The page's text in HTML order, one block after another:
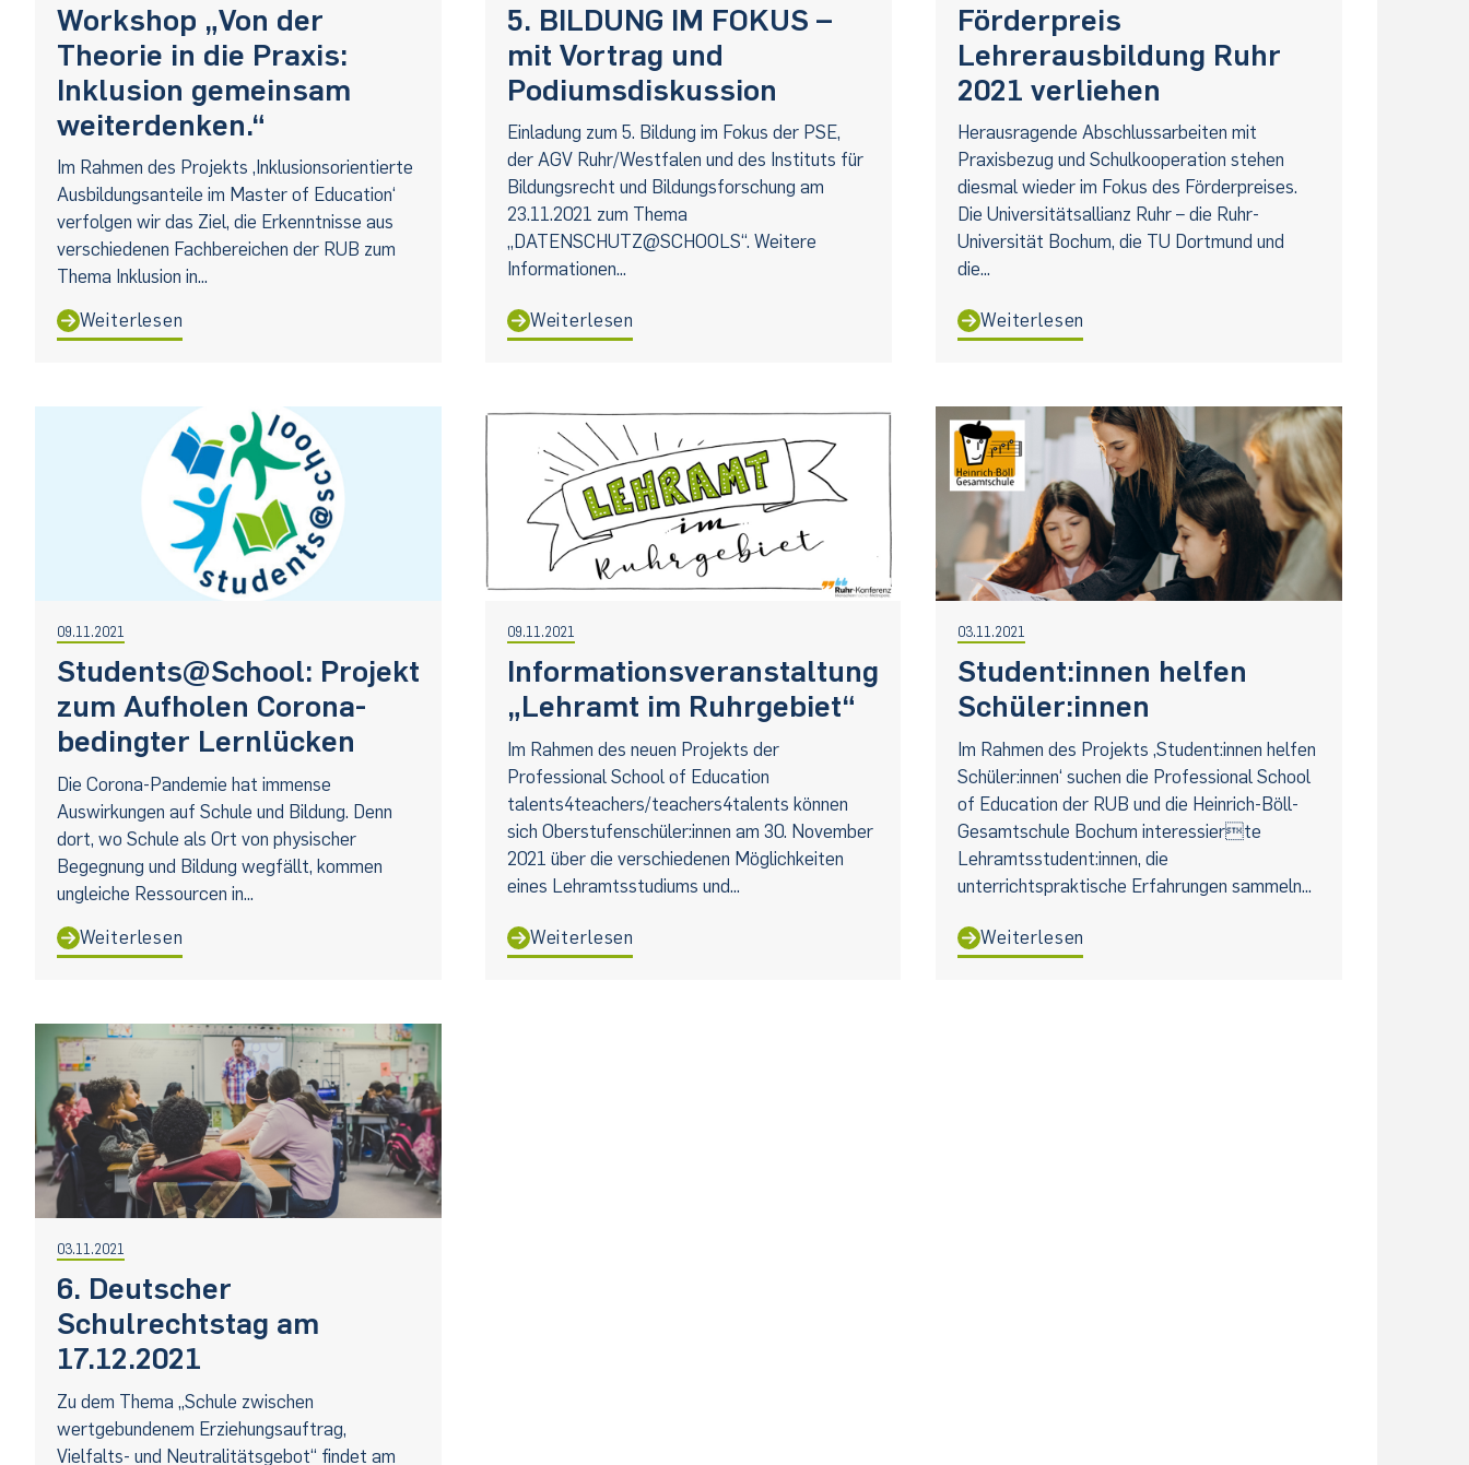
Workshop „Von der
Theorie in die Praxis:
Inklusion gemeinsam
weiterdenken.“
Im Rahmen des Projekts ,Inklusionsorientierte
Ausbildungsanteile im Master of Education‘
verfolgen wir das Ziel, die Erkenntnisse aus
verschiedenen Fachbereichen der RUB zum
Thema Inklusion in...
Weiterlesen
5. BILDUNG IM FOKUS –
mit Vortrag und
Podiumsdiskussion
Einladung zum 5. Bildung im Fokus der PSE,
der AGV Ruhr/Westfalen und des Instituts für
Bildungsrecht und Bildungsforschung am
23.11.2021 zum Thema
„DATENSCHUTZ@SCHOOLS“. Weitere
Informationen...
Weiterlesen
Förderpreis
Lehrerausbildung Ruhr
2021 verliehen
Herausragende Abschlussarbeiten mit
Praxisbezug und Schulkooperation stehen
diesmal wieder im Fokus des Förderpreises.
Die Universitätsallianz Ruhr – die Ruhr-
Universität Bochum, die TU Dortmund und
die...
Weiterlesen
09.11.2021
Students@School: Projekt
zum Aufholen Corona-
bedingter Lernlücken
Die Corona-Pandemie hat immense
Auswirkungen auf Schule und Bildung. Denn
dort, wo Schule als Ort von physischer
Begegnung und Bildung wegfällt, kommen
ungleiche Ressourcen in...
Weiterlesen
09.11.2021
Informationsveranstaltung
„Lehramt im Ruhrgebiet“
Im Rahmen des neuen Projekts der
Professional School of Education
talents4teachers/teachers4talents können
sich Oberstufenschüler:innen am 30. November
2021 über die verschiedenen Möglichkeiten
eines Lehramtsstudiums und...
Weiterlesen
03.11.2021
Student:innen helfen
Schüler:innen
Im Rahmen des Projekts ‚Student:innen helfen
Schüler:innen‘ suchen die Professional School
of Education der RUB und die Heinrich-Böll-
Gesamtschule Bochum interessierte
Lehramtsstudent:innen, die
unterrichtspraktische Erfahrungen sammeln...
Weiterlesen
03.11.2021
6. Deutscher
Schulrechtstag am
17.12.2021
Zu dem Thema „Schule zwischen
wertgebundenem Erziehungsauftrag,
Vielfalts- und Neutralitätsgebot“ findet am